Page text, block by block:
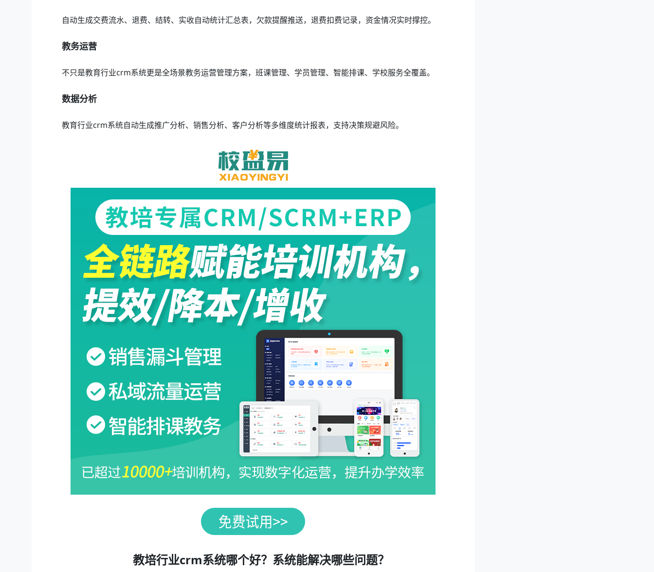
自动生成交费流水、退费、结转、实收自动统计汇总表，欠款提醒推送，退费扣费记录，资金情况实时撑控。
教务运营
不只是教育行业crm系统更是全场景教务运营管理方案，班课管理、学员管理、智能排课、学校服务全覆盖。
数据分析
教育行业crm系统自动生成推广分析、销售分析、客户分析等多维度统计报表，支持决策规避风险。
教培行业crm系统哪个好？系统能解决哪些问题？